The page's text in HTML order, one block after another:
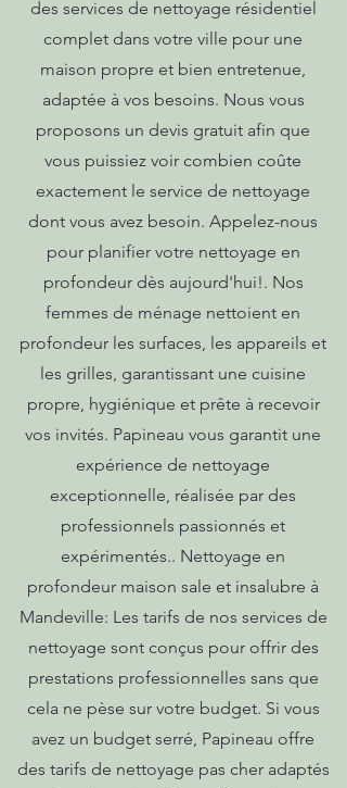
des services de nettoyage résidentiel
complet dans votre ville pour une
maison propre et bien entretenue,
adaptée à vos besoins. Nous vous
proposons un devis gratuit afin que
vous puissiez voir combien coûte
exactement le service de nettoyage
dont vous avez besoin. Appelez-nous
pour planifier votre nettoyage en
profondeur dès aujourd'hui!. Nos
femmes de ménage nettoient en
profondeur les surfaces, les appareils et
les grilles, garantissant une cuisine
propre, hygiénique et prête à recevoir
vos invités. Papineau vous garantit une
expérience de nettoyage
exceptionnelle, réalisée par des
professionnels passionnés et
expérimentés.. Nettoyage en
profondeur maison sale et insalubre à
Mandeville: Les tarifs de nos services de
nettoyage sont conçus pour offrir des
prestations professionnelles sans que
cela ne pèse sur votre budget. Si vous
avez un budget serré, Papineau offre
des tarifs de nettoyage pas cher adaptés